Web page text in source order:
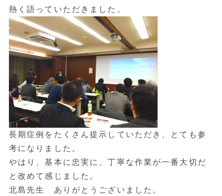
熱く語っていただきました。
長期症例をたくさん提示していただき、とても参
考になりました。
やはり、基本に忠実に、丁寧な作業が一番大切だ
と改めて感じました。
北島先生 ありがとうございました。